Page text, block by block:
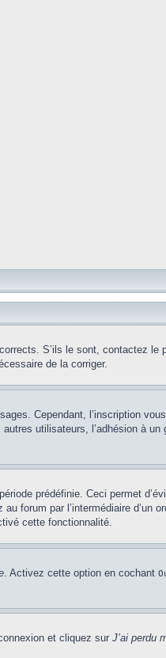
S’ils le sont, contactez le
de la corriger.
Cependant, l’inscription
utilisateurs, l’adhésion à un
prédéfinie. Ceci permet
forum par l’intermédiaire d’un
cette fonctionnalité.
. Activez cette option en cochant
et cliquez sur J’ai perdu